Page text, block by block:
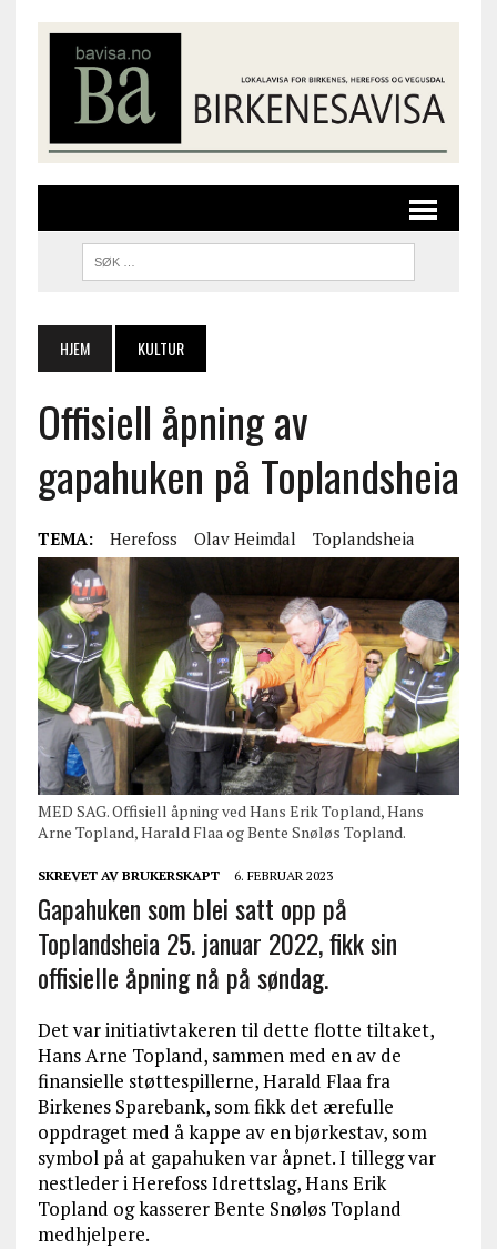
HJEM KULTUR
Offisiell åpning av
gapahuken på Toplandsheia
TEMA: Herefoss Olav Heimdal Toplandsheia
MED SAG. Offisiell åpning ved Hans Erik Topland, Hans
Arne Topland, Harald Flaa og Bente Snøløs Topland.
SKREVET AV BRUKERSKAPT 6. FEBRUAR 2023
Gapahuken som blei satt opp på
Toplandsheia 25. januar 2022, fikk sin
offisielle åpning nå på søndag.
Det var initiativtakeren til dette flotte tiltaket,
Hans Arne Topland, sammen med en av de
finansielle støttespillerne, Harald Flaa fra
Birkenes Sparebank, som fikk det ærefulle
oppdraget med å kappe av en bjørkestav, som
symbol på at gapahuken var åpnet. I tillegg var
nestleder i Herefoss Idrettslag, Hans Erik
Topland og kasserer Bente Snøløs Topland
medhjelpere.